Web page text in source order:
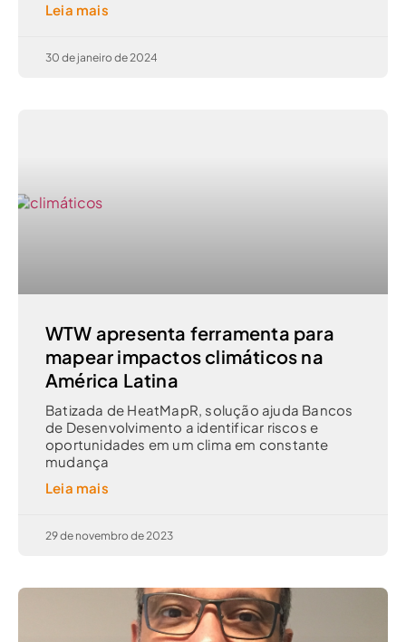
Leia mais
30 de janeiro de 2024
WTW apresenta ferramenta para
mapear impactos climáticos na
América Latina
Batizada de HeatMapR, solução ajuda Bancos
de Desenvolvimento a identificar riscos e
oportunidades em um clima em constante
mudança
Leia mais
29 de novembro de 2023